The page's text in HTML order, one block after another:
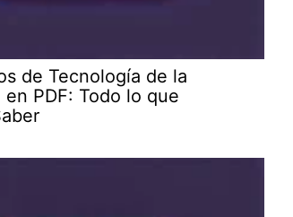
de Tecnología de la
PDF: Todo lo que